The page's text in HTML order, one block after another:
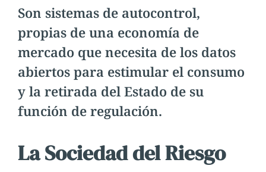
Son sistemas de autocontrol,
propias de una economía de
mercado que necesita de los datos
abiertos para estimular el consumo
y la retirada del Estado de su
función de regulación.
La Sociedad del Riesgo